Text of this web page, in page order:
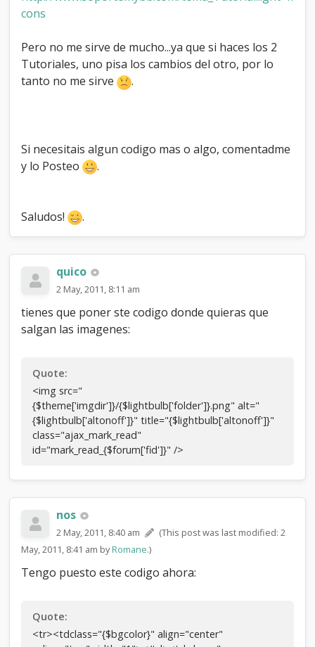
cons
Pero no me sirve de mucho...ya que si haces los 2
Tutoriales, uno pisa los cambios del otro, por lo
tanto no me sirve
.
Si necesitais algun codigo mas o algo, comentadme
y lo Posteo
.
Saludos! .
quico
2 May, 2011, 8:11 am
tienes que poner ste codigo donde quieras que
salgan las imagenes:
Quote:
<img src="
{$theme['imgdir']}/{$lightbulb['folder']}.png" alt="
{$lightbulb['altonoff']}" title="{$lightbulb['altonoff']}"
class="ajax_mark_read"
id="mark_read_{$forum['fid']}" />
nos
2 May, 2011, 8:40 am
(This post was last modified: 2
May, 2011, 8:41 am byRomane.)
Tengo puesto este codigo ahora:
Quote:
<tr><tdclass="{$bgcolor}" align="center"